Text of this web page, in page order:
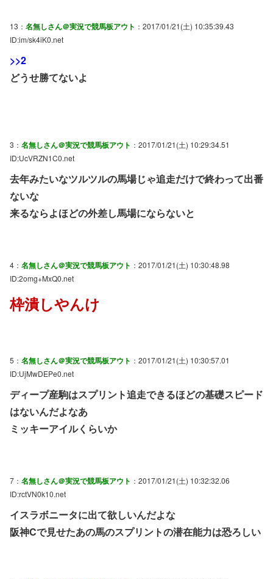
13： 名無しさん＠実況で競馬板アウト ：2017/01/21(土) 10:35:39.43
ID:im/sk4iK0.net
>>2
どうせ勝てないよ
3： 名無しさん＠実況で競馬板アウト ：2017/01/21(土) 10:29:34.51
ID:UcVRZN1C0.net
去年みたいなツルツルの馬場じゃ追走だけで終わって出番
ないな
来るならよほどの外差し馬場にならないと
4： 名無しさん＠実況で競馬板アウト ：2017/01/21(土) 10:30:48.98
ID:2omg+MxQ0.net
枠潰しやんけ
5： 名無しさん＠実況で競馬板アウト ：2017/01/21(土) 10:30:57.01
ID:UjMwDEPe0.net
ディープ産駒はスプリント追走できるほどの基礎スピード
はないんだよなあ
ミッキーアイルくらいか
7： 名無しさん＠実況で競馬板アウト ：2017/01/21(土) 10:32:32.06
ID:rctVN0k10.net
イスラボニータに出て欲しいんだよな
阪神Cで見せたあの馬のスプリントの潜在能力は恐ろしい